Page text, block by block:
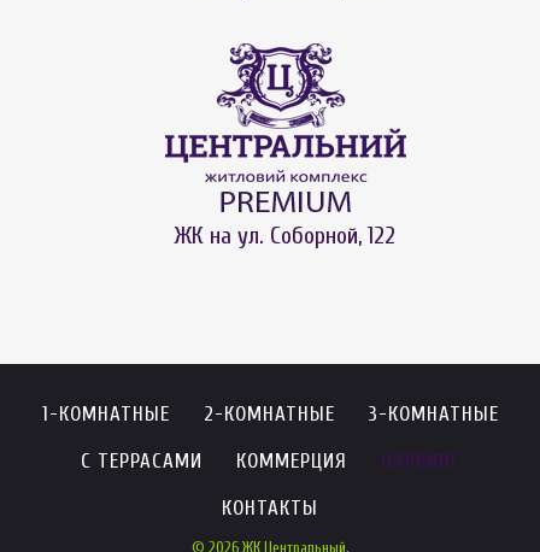
ЖК на ул. Соборной, 122
1-КОМНАТНЫЕ 2-КОМНАТНЫЕ 3-КОМНАТНЫЕ
С ТЕРРАСАМИ КОММЕРЦИЯ ПАРКИНГ
КОНТАКТЫ
© 2026 ЖК Центральный.